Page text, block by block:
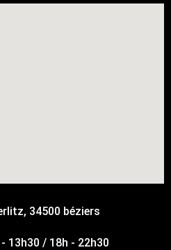
34500 béziers
13h30 / 18h - 22h30